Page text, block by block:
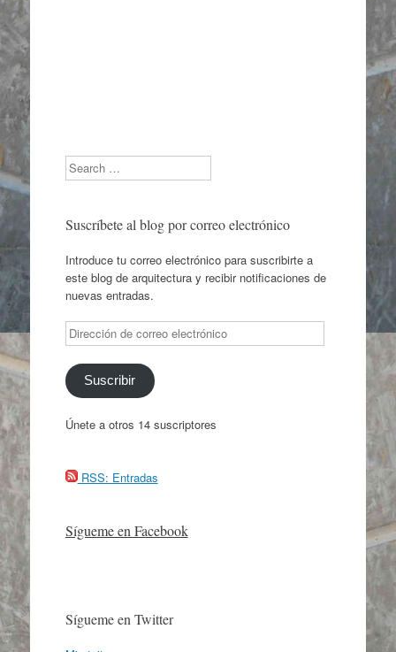
Search
Suscríbete al blog por correo electrónico
Introduce tu correo electrónico para suscribirte a
este blog de arquitectura y recibir notificaciones de
nuevas entradas.
Dirección
de
correo
electrónico
Suscribir
Únete a otros 14 suscriptores
RSS: Entradas
Sígueme en Facebook
Sígueme en Twitter